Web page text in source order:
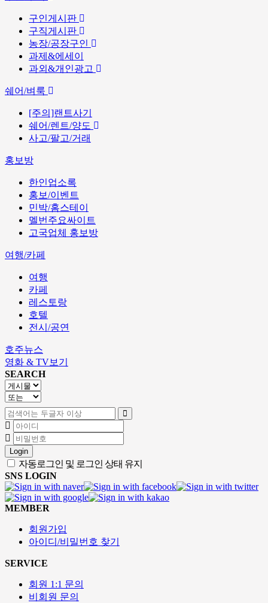
구인게시판
구직게시판
농장/공장구인
과제&에세이
과외&개인광고
쉐어/벼룩
[주의]랜트사기
쉐어/렌트/양도
사고/팔고/거래
홍보방
한인업소록
홍보/이벤트
민박/홈스테이
멜번주요싸이트
고국업체 홍보방
여행/카페
여행
카페
레스토랑
호텔
전시/공연
호주뉴스
영화 & TV보기
SEARCH
Login
자동로그인 및 로그인 상태 유지
SNS LOGIN
MEMBER
회원가입
아이디/비밀번호 찾기
SERVICE
회원 1:1 문의
비회원 문의